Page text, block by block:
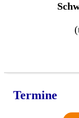
Termine